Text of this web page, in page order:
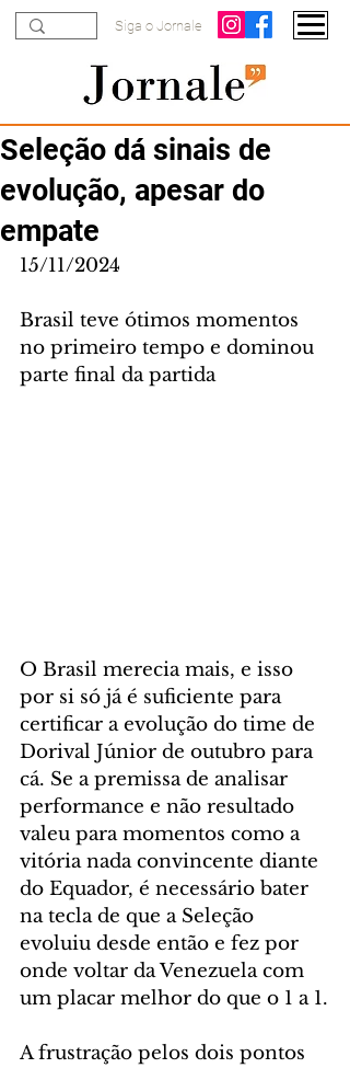
Siga o Jornale
Seleção dá sinais de
evolução, apesar do
empate
15/11/2024
Brasil teve ótimos momentos
no primeiro tempo e dominou
parte final da partida
O Brasil merecia mais, e isso
por si só já é suficiente para
certificar a evolução do time de
Dorival Júnior de outubro para
cá. Se a premissa de analisar
performance e não resultado
valeu para momentos como a
vitória nada convincente diante
do Equador, é necessário bater
na tecla de que a Seleção
evoluiu desde então e fez por
onde voltar da Venezuela com
um placar melhor do que o 1 a 1.
A frustração pelos dois pontos